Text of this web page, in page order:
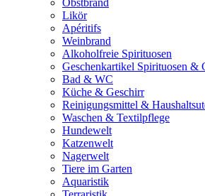
Obstbrand
Likör
Apéritifs
Weinbrand
Alkoholfreie Spirituosen
Geschenkartikel Spirituosen &
Bad & WC
Küche & Geschirr
Reinigungsmittel &
Waschen & Textilpflege
Hundewelt
Katzenwelt
Nagerwelt
Tiere im Garten
Aquaristik